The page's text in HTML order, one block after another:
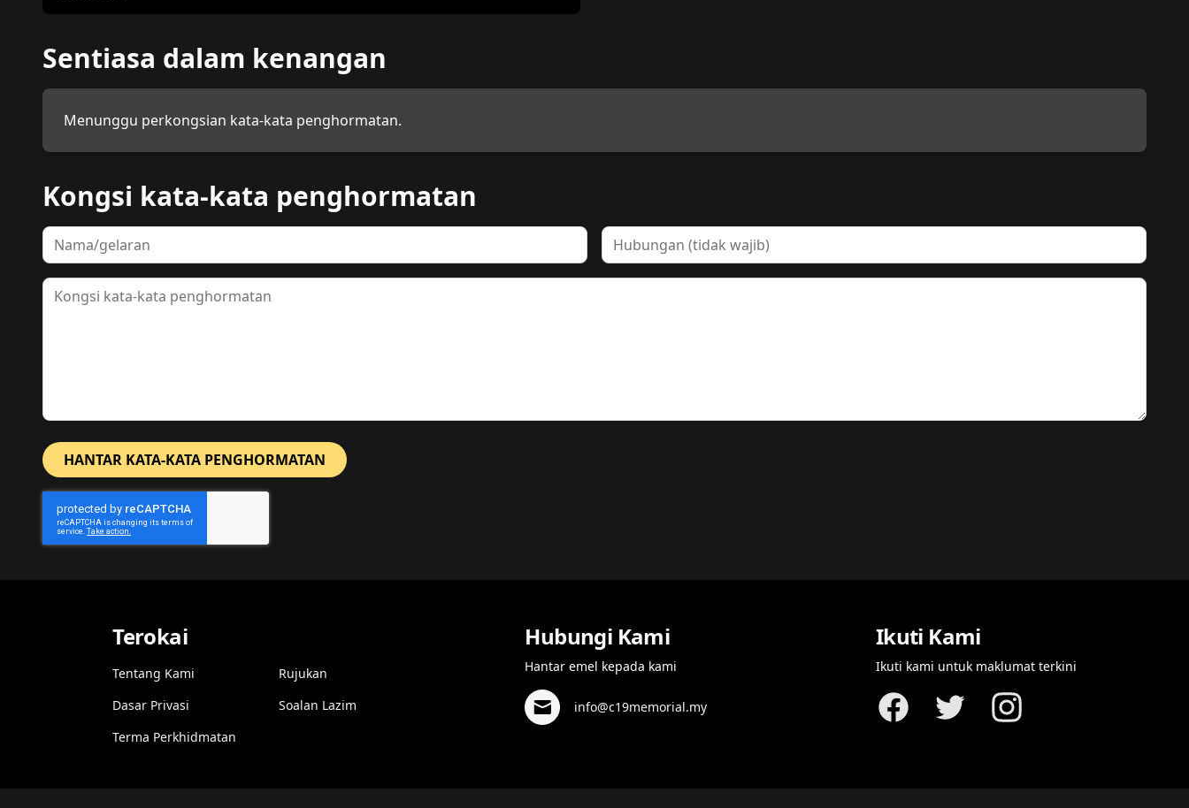
Sentiasa dalam kenangan
Menunggu perkongsian kata-kata penghormatan.
Kongsi kata-kata penghormatan
Nama Hubungan
Kata-kata penghormatan
HANTAR KATA-KATA PENGHORMATAN
Terokai
Tentang Kami
Dasar Privasi
Terma Perkhidmatan
Rujukan
Soalan Lazim
Hubungi Kami
Hantar emel kepada kami
info@c19memorial.my
Ikuti Kami
Ikuti kami untuk maklumat terkini
FacebookTwitter Instagram